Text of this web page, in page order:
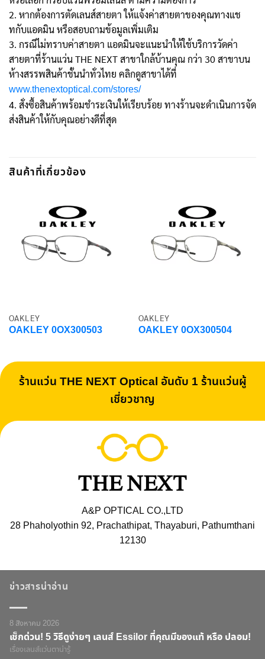
2. หากต้องการตัดเลนส์สายตา ให้แจ้งค่าสายตาของคุณทางแช
ทกับแอดมิน หรือสอบถามข้อมูลเพิ่มเติม
3. กรณีไม่ทราบค่าสายตา แอดมินจะแนะนำให้ใช้บริการวัดค่า
สายตาที่ร้านแว่น THE NEXT สาขาใกล้บ้านคุณ กว่า 30 สาขาบน
ห้างสรรพสินค้าชั้นนำทั่วไทย คลิกดูสาขาได้ที่
www.thenextoptical.com/stores/
4. สั่งซื้อสินค้าพร้อมชำระเงินให้เรียบร้อย ทางร้านจะดำเนินการจัด
ส่งสินค้าให้กับคุณอย่างดีที่สุด
สินค้าที่เกี่ยวข้อง
OAKLEY
OAKLEY 0OX300503
OAKLEY
OAKLEY 0OX300504
ร้านแว่น THE NEXT Optical อันดับ 1 ร้านแว่นผู้
เชี่ยวชาญ
A&P OPTICAL CO.,LTD
28 Phaholyothin 92, Prachathipat, Thayaburi, Pathumthani
12130
ข่าวสารน่าอ่าน
8 สิงหาคม 2026
เช็กด่วน! 5 วิธีดูง่ายๆ เลนส์ Essilor ที่คุณมีของแท้ หรือ ปลอม!
เรื่องเลนส์แว่นตาน่ารู้